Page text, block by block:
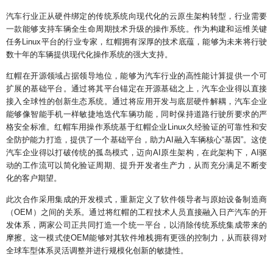
汽车行业正从硬件绑定的传统系统向现代化的云原生架构转型，行业需要
一款能够支持车辆全生命周期技术升级的操作系统。 作为构建和运维关键
任务Linux平台的行业专家，红帽拥有深厚的技术底蕴，能够为未来将行驶
数十年的车辆提供现代化操作系统的强大支持。
红帽在开源领域占据领导地位，能够为汽车行业的高性能计算提供一个可
扩展的基础平台。通过将其平台锚定在开源基础之上，汽车企业得以直接
接入全球性的创新生态系统。通过将应用开发与底层硬件解耦，汽车企业
能够像智能手机一样敏捷地迭代车辆功能，同时保持道路行驶所要求的严
格安全标准。红帽车用操作系统基于红帽企业Linux久经验证的可靠性和安
全防护能力打造，提供了一个基础平台，助力AI融入车辆核心“基因”。这使
汽车企业得以打破传统的孤岛模式，迈向AI原生架构，在此架构下，AI驱
动的工作流可以简化验证周期、提升开发者生产力，从而充分满足不断变
化的客户期望。
此次合作采用集成的开发模式，重新定义了软件领导者与原始设备制造商
（OEM）之间的关系。通过将红帽的工程技术人员直接融入日产汽车的开
发体系，两家公司正共同打造一个统一平台，以消除传统系统集成带来的
摩擦。这一模式使OEM能够对其软件堆栈拥有更强的控制力，从而获得对
全球车型体系灵活调整并进行规模化创新的敏捷性。